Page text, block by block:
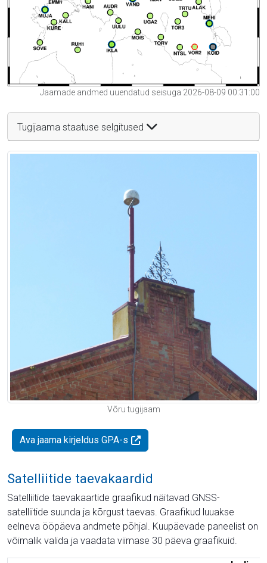
Jaamade andmed uuendatud seisuga 2026-08-09 00:31:00
Tugijaama staatuse selgitused
Võru tugijaam
Ava jaama kirjeldus GPA-s
Satelliitide taevakaardid
Satelliitide taevakaartide graafikud näitavad GNSS-
satelliitide suunda ja kõrgust taevas. Graafikud luuakse
eelneva ööpäeva andmete põhjal. Kuupäevade paneelist on
võimalik valida ja vaadata viimase 30 päeva graafikuid.